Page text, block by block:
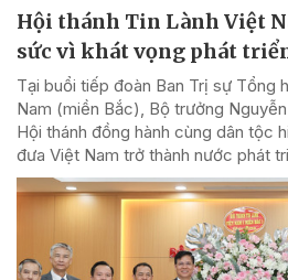
Hội thánh Tin Lành Việt
sức vì khát vọng phát
Tại buổi tiếp đoàn Ban Trị sự Tổng
Nam (miền Bắc), Bộ trưởng
Hội thánh đồng hành cùng dân tộc
đưa Việt Nam trở thành nước phát